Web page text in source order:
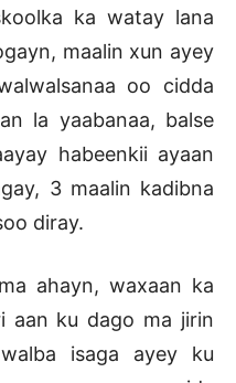
ka watay lana
maalin xun ayey
oo cidda
la yaabanaa, balse
habeenkii ayaan
3 maalin kadibna
diray.
ahayn, waxaan ka
aan ku dago ma jirin
isaga ayey ku